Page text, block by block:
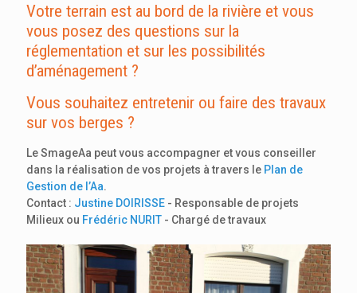
Votre terrain est au bord de la rivière et vous
vous posez des questions sur la
réglementation et sur les possibilités
d’aménagement ?
Vous souhaitez entretenir ou faire des travaux
sur vos berges ?
Le SmageAa peut vous accompagner et vous conseiller
dans la réalisation de vos projets à travers le Plan de
Gestion de l’Aa.
Contact : Justine DOIRISSE - Responsable de projets
Milieux ou Frédéric NURIT - Chargé de travaux